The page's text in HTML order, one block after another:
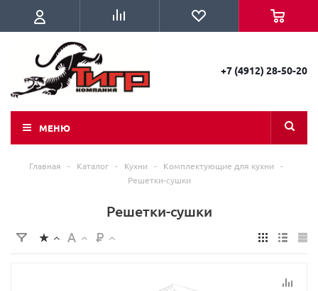
+7 (4912) 28-50-20
МЕНЮ
Главная - Каталог - Кухни - Комплектующие для кухни
-
Решетки-сушки
Решетки-сушки